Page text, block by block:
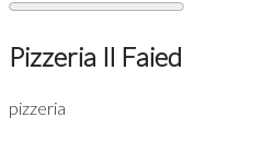
Pizzeria Il Faied
pizzeria